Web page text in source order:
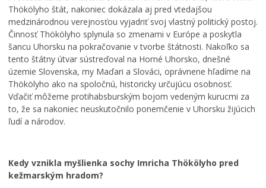
Thökölyho štát, nakoniec dokázala aj pred vtedajšou
medzinárodnou verejnosťou vyjadriť svoj vlastný politický postoj.
Činnosť Thökölyho splynula so zmenami v Európe a poskytla
šancu Uhorsku na pokračovanie v tvorbe štátnosti. Nakoľko sa
tento štátny útvar sústreďoval na Horné Uhorsko, dnešné
územie Slovenska, my Maďari a Slováci, oprávnene hľadíme na
Thökölyho ako na spoločnú, historicky určujúcu osobnosť.
Vďačiť môžeme protihabsburským bojom vedeným kurucmi za
to, že sa nakoniec neuskutočnilo ponemčenie v Uhorsku žijúcich
ľudí a národov.
Kedy vznikla myšlienka sochy Imricha Thökölyho pred
kežmarským hradom?
L
e
t
n
é
p
a
J
u
h
d
e
f
i
n
i
t
n
e
P
r
e
c
h
á
d
z
k
a
s